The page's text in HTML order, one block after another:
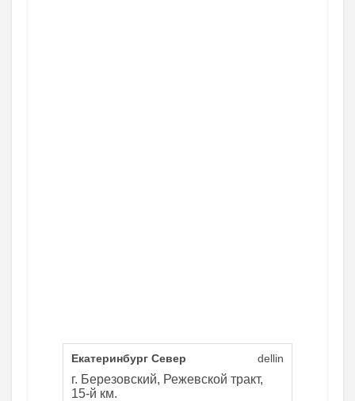
dellin
Екатеринбург Север
г. Березовский, Режевской тракт,
15-й км.